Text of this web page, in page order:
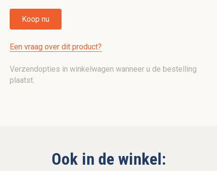
Koop nu
Een vraag over dit product?
Verzendopties in winkelwagen wanneer u de bestelling
plaatst.
Ook in de winkel: